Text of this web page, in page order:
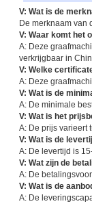
V: Wat is de
De merknaam van
V: Waar komt het
A: Deze
verkrijgbaar in
V: Welke
A: Deze
V: Wat is de
A: De minimale
V: Wat is het
A: De prijs varieert
V: Wat is de
A: De levertijd is
V: Wat zijn de
A: De
V: Wat is de
A: De